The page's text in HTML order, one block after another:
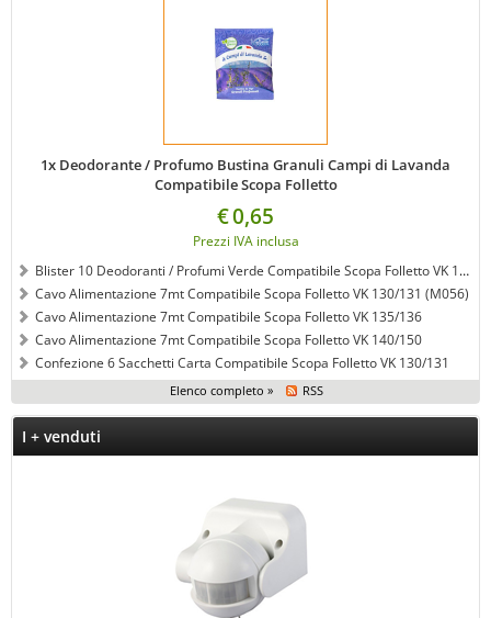
1x Deodorante / Profumo Bustina Granuli Campi di Lavanda
Compatibile Scopa Folletto
€0,65
Prezzi IVA inclusa
Blister 10 Deodoranti / Profumi Verde Compatibile Scopa Folletto VK 120/121/122
Cavo Alimentazione 7mt Compatibile Scopa Folletto VK 130/131 (M056)
Cavo Alimentazione 7mt Compatibile Scopa Folletto VK 135/136
Cavo Alimentazione 7mt Compatibile Scopa Folletto VK 140/150
Confezione 6 Sacchetti Carta Compatibile Scopa Folletto VK 130/131
Elenco completo » RSS
I + venduti